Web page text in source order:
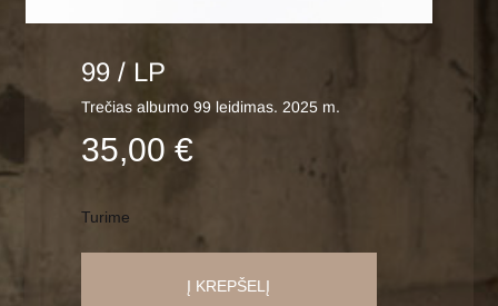
99 / LP
Trečias albumo 99 leidimas. 2025 m.
35,00 €
Turime
Į KREPŠELĮ